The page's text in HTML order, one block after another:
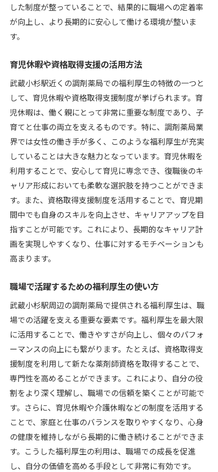
した制度が整っていることで、結果的に職場への定着率
が向上し、より長期的に安心して働ける環境が整いま
す。
育児休暇や資格取得支援の活用方法
武蔵小杉駅近くの調剤薬局での福利厚生の特徴の一つと
して、育児休暇や資格取得支援制度が挙げられます。育
児休暇は、働く親にとって非常に重要な制度であり、子
育てと仕事の両立を支えるものです。特に、調剤薬局業
界では女性の働き手が多く、このような福利厚生が充実
していることは大きな魅力となっています。育児休暇を
利用することで、安心して育児に専念でき、復職後のキ
ャリア形成においても柔軟な選択肢を持つことができま
す。また、資格取得支援制度を活用することで、育児期
間中でも自身のスキルを向上させ、キャリアアップを目
指すことが可能です。これにより、長期的なキャリア計
画を実現しやすくなり、仕事に対するモチベーションも
高まります。
職場で活躍するための福利厚生の使い方
武蔵小杉駅周辺の調剤薬局で提供される福利厚生は、職
場での活躍を支える重要な要素です。福利厚生を最大限
に活用することで、働きやすさが向上し、個々のパフォ
ーマンスの向上にも繋がります。たとえば、資格取得支
援制度を利用して新たな薬剤師資格を取得することで、
専門性を高めることができます。これにより、自分の役
割をより深く理解し、職場での信頼を築くことが可能で
す。さらに、育児休暇や介護休暇などの制度を活用する
ことで、家庭と仕事のバランスを取りやすくなり、心身
の健康を維持しながら長期的に働き続けることができま
す。こうした福利厚生の利用は、職場での成長を促進
し、自分の価値を高める手段として非常に有効です。